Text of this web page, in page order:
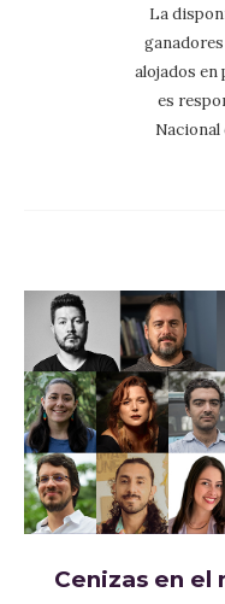
La
alojados en
es
Cenizas en el